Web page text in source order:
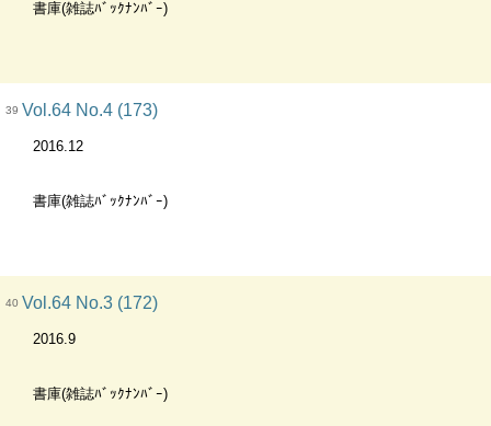
書庫(雑誌ﾊﾞｯｸﾅﾝﾊﾞｰ)
39 Vol.64 No.4 (173)
2016.12
書庫(雑誌ﾊﾞｯｸﾅﾝﾊﾞｰ)
40 Vol.64 No.3 (172)
2016.9
書庫(雑誌ﾊﾞｯｸﾅﾝﾊﾞｰ)